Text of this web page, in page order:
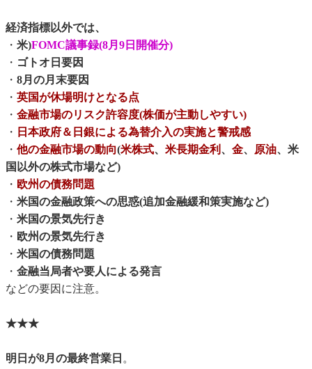
経済指標以外では、
・ 米)FOMC議事録(8月9日開催分)
・ ゴトオ日要因
・ 8月の月末要因
・ 英国が休場明けとなる点
・ 金融市場のリスク許容度(株価が主動しやすい)
・ 日本政府＆日銀による為替介入の実施と警戒感
・ 他の金融市場の動向(米株式、 米長期金利 、 金、 原油、米
国以外の株式市場など)
・ 欧州の債務問題
・ 米国の金融政策への思惑(追加金融緩和策実施など)
・ 米国の景気先行き
・ 欧州の景気先行き
・ 米国の債務問題
・ 金融当局者や要人による発言
などの要因に注意。
★★★
明日が8月の最終営業日 。